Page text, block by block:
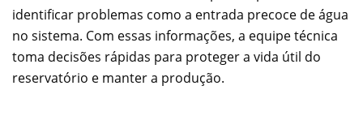
identificar problemas como a entrada precoce de água
no sistema. Com essas informações, a equipe técnica
toma decisões rápidas para proteger a vida útil do
reservatório e manter a produção.